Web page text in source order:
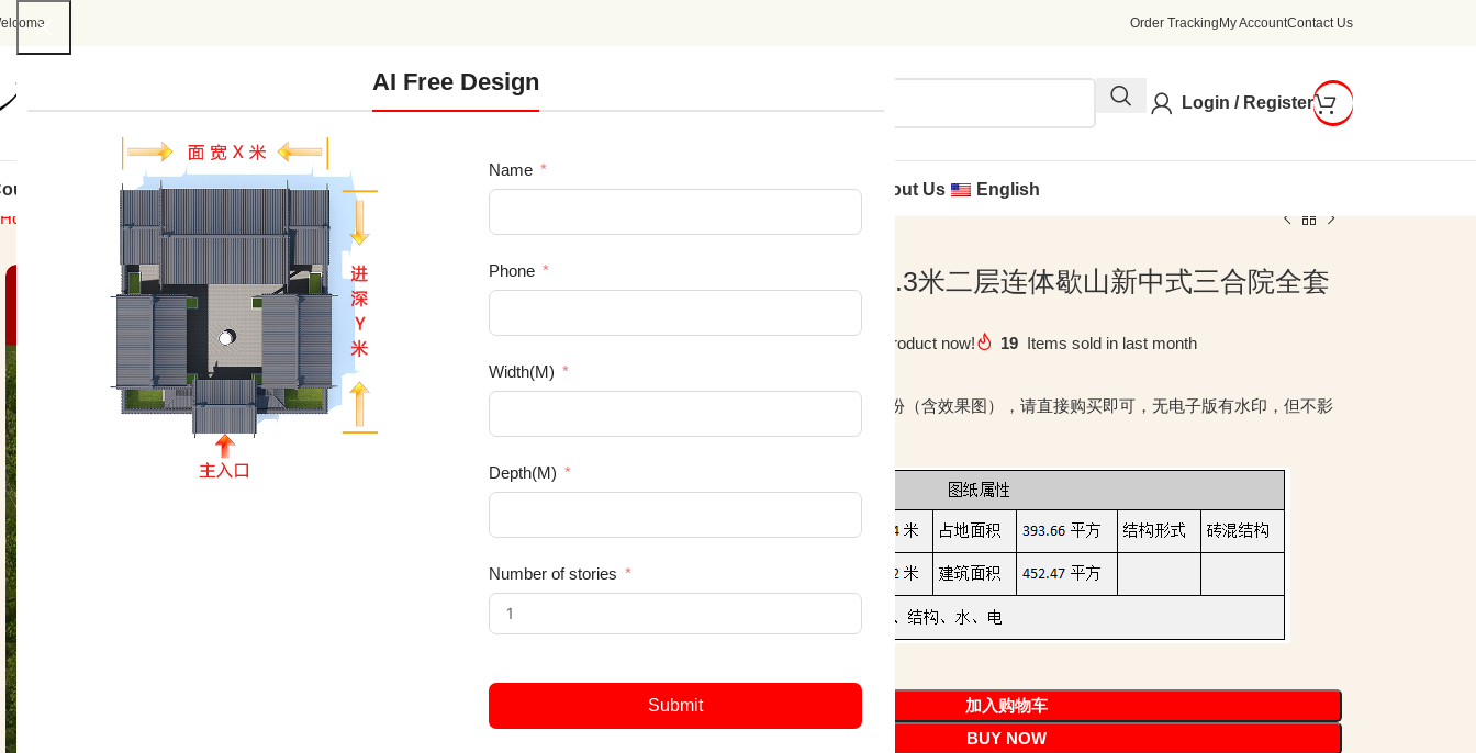
AI Free Design
Name
Phone
Width(M)
Depth(M)
Number of stories
Submit
Order Tracking My AccountContact Us
Login / Register
DesignCustom DesignConstruction Cases Interior Design企业产品企业图书AI Design城市合伙人 About Us
English
Home
Sanheyuan 编号213：16.2*25.3米二层连体歇山新中式三合院全套施工图纸设计图纸
编号213：16.2*25.3米二层连体歇山新中式三合院全套
People watching this product now! 19 Items sold in last month
本套图纸发货为A3施工蓝图一份（含效果图），请直接购买即可，无电子版有水印，但不影
响使用。
加入购物车
BUY NOW